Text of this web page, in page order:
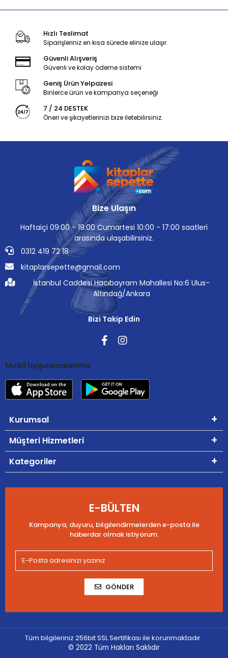
Hızlı Teslimat
Siparişleriniz en kısa sürede elinize ulaşır.
Güvenli Alışveriş
Güvenli ve kolay ödeme sistemi
Geniş Ürün Yelpazesi
Binlerce ürün ve kampanya seçeneği
7 / 24 DESTEK
Öneri ve şikayetlerinizi bize iletebilirsiniz.
Bize Ulaşın
Haftaiçi 09:00 - 19:00 Cumartesi 10:00 - 17:00 saatleri
arasında ulaşabilirsiniz.
0312 419 72 18
kitaplarsepette@gmail.com
İstanbul Caddesi Hacıbayram Mahallesi No:6 Ulus-
Altındağ/Ankara
Bizi Takip Edin
Mobil Uygulamalarımız
Kurumsal
Müşteri Hizmetleri
Kategoriler
E-BÜLTEN
Kampanya, duyuru, bilgilendirmelerden e-posta ile
haberdar olmak istiyorum.
GÖNDER
Tüm bilgileriniz 256bit SSL Sertifikası ile korunmaktadır.
© 2022 Tüm Hakları Saklıdır